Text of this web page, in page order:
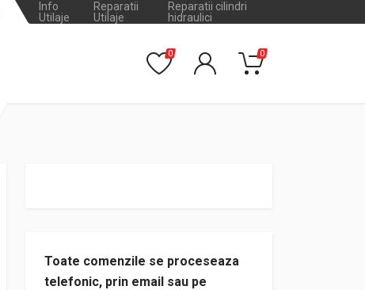
Info
Utilaje
Reparatii
Utilaje
Reparatii cilindri
hidraulici
0 0
Toate comenzile se proceseaza
telefonic, prin email sau pe